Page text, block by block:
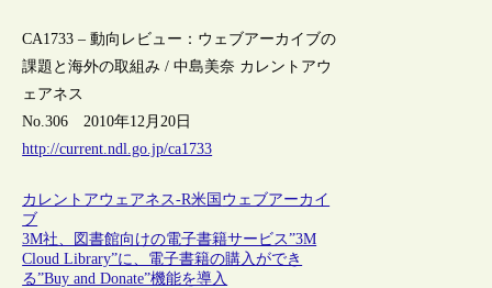
CA1733 – 動向レビュー：ウェブアーカイブの
課題と海外の取組み / 中島美奈 カレントアウ
ェアネス
No.306 2010年12月20日
http://current.ndl.go.jp/ca1733
カレントアウェアネス-R米国 ウェブアーカイ
ブ
3M社、図書館向けの電子書籍サービス”3M
Cloud Library”に、電子書籍の購入ができ
る”Buy and Donate”機能を導入